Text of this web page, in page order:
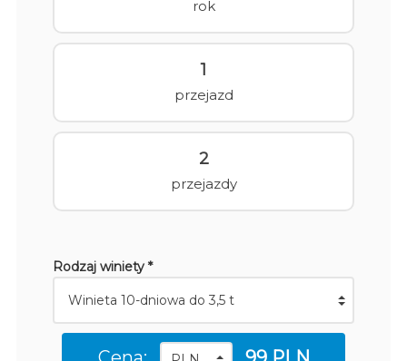
rok
1
przejazd
2
przejazdy
Rodzaj winiety *